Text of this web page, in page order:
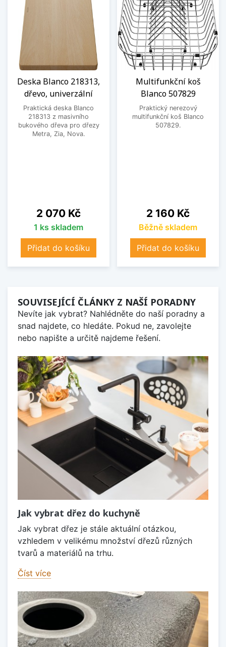
Deska Blanco 218313,
dřevo, univerzální
Praktická deska Blanco
218313 z masivního
bukového dřeva pro dřezy
Metra, Zia, Nova.
Cena
2 070 Kč
1 ks skladem
Přidat do košíku
Multifunkční koš
Blanco 507829
Praktický nerezový
multifunkční koš Blanco
507829.
Cena
2 160 Kč
Běžně skladem
Přidat do košíku
SOUVISEJÍCÍ ČLÁNKY Z NAŠÍ PORADNY
Nevíte jak vybrat? Nahlédněte do naší poradny a
snad najdete, co hledáte. Pokud ne, zavolejte
nebo napište a určitě najdeme řešení.
Jak vybrat dřez do kuchyně
Jak vybrat dřez je stále aktuální otázkou,
vzhledem v velikému množství dřezů různých
tvarů a materiálů na trhu.
Číst více